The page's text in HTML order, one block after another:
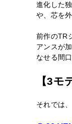
進化した
や、芯を
前作のTR
アンスが
なせる間
【3
それでは